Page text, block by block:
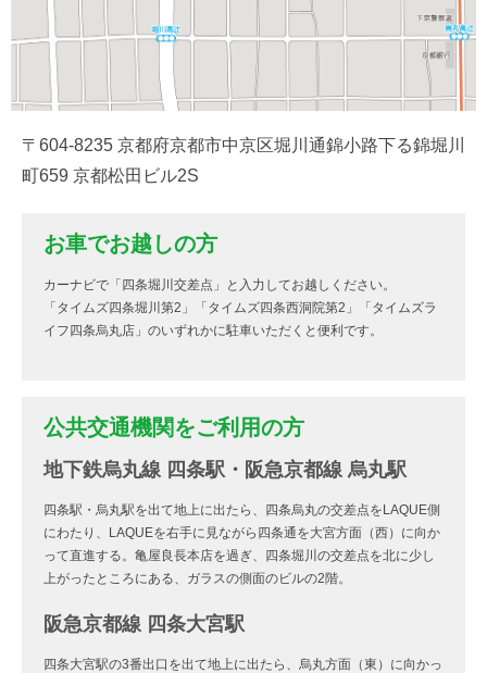
〒604-8235 京都府京都市中京区堀川通錦小路下る錦堀川
町659 京都松田ビル2S
お車でお越しの方
カーナビで「四条堀川交差点」と入力してお越しください。
「タイムズ四条堀川第2」「タイムズ四条西洞院第2」「タイムズラ
イフ四条烏丸店」のいずれかに駐車いただくと便利です。
公共交通機関をご利用の方
地下鉄烏丸線 四条駅・阪急京都線 烏丸駅
四条駅・烏丸駅を出て地上に出たら、四条烏丸の交差点をLAQUE側
にわたり、LAQUEを右手に見ながら四条通を大宮方面（西）に向か
って直進する。亀屋良長本店を過ぎ、四条堀川の交差点を北に少し
上がったところにある、ガラスの側面のビルの2階。
阪急京都線 四条大宮駅
四条大宮駅の3番出口を出て地上に出たら、烏丸方面（東）に向かっ